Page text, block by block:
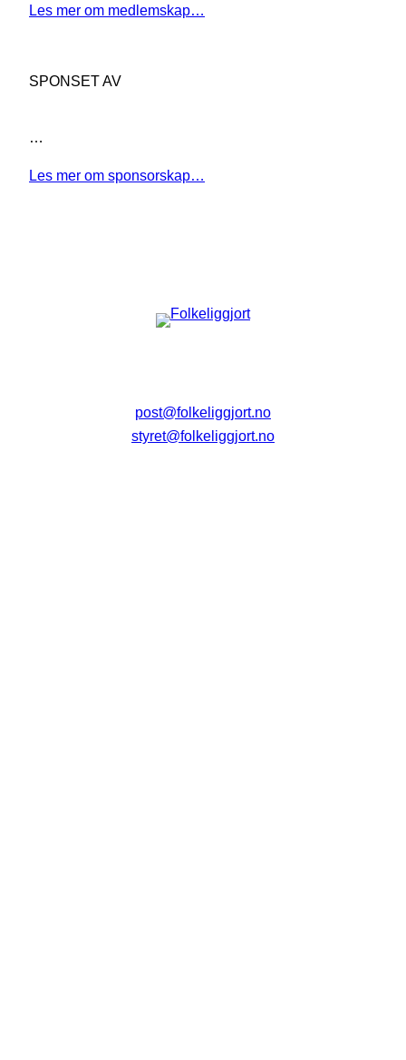
Les mer om medlemskap…
SPONSET AV
…
Les mer om sponsorskap…
post@folkeliggjort.no
styret@folkeliggjort.no